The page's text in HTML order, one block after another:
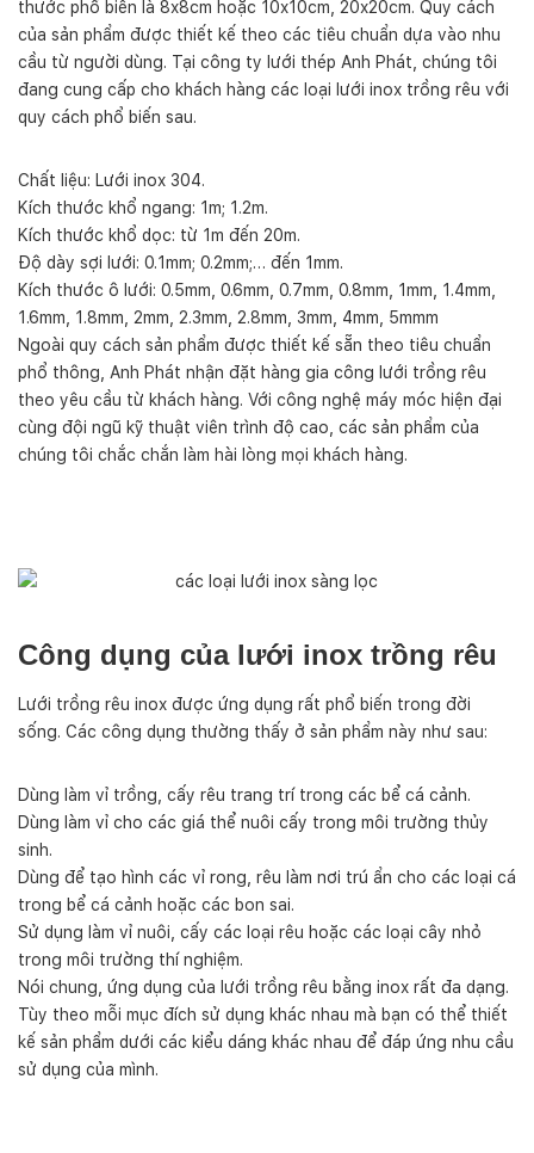
thước phổ biến là 8x8cm hoặc 10x10cm, 20x20cm. Quy cách
của sản phẩm được thiết kế theo các tiêu chuẩn dựa vào nhu
cầu từ người dùng. Tại công ty lưới thép Anh Phát, chúng tôi
đang cung cấp cho khách hàng các loại lưới inox trồng rêu với
quy cách phổ biến sau.
Chất liệu: Lưới inox 304.
Kích thước khổ ngang: 1m; 1.2m.
Kích thước khổ dọc: từ 1m đến 20m.
Độ dày sợi lưới: 0.1mm; 0.2mm;… đến 1mm.
Kích thước ô lưới: 0.5mm, 0.6mm, 0.7mm, 0.8mm, 1mm, 1.4mm,
1.6mm, 1.8mm, 2mm, 2.3mm, 2.8mm, 3mm, 4mm, 5mmm
Ngoài quy cách sản phẩm được thiết kế sẵn theo tiêu chuẩn
phổ thông, Anh Phát nhận đặt hàng gia công lưới trồng rêu
theo yêu cầu từ khách hàng. Với công nghệ máy móc hiện đại
cùng đội ngũ kỹ thuật viên trình độ cao, các sản phẩm của
chúng tôi chắc chắn làm hài lòng mọi khách hàng.
Công dụng của lưới inox trồng rêu
Lưới trồng rêu inox được ứng dụng rất phổ biến trong đời
sống. Các công dụng thường thấy ở sản phẩm này như sau:
Dùng làm vỉ trồng, cấy rêu trang trí trong các bể cá cảnh.
Dùng làm vỉ cho các giá thể nuôi cấy trong môi trường thủy
sinh.
Dùng để tạo hình các vỉ rong, rêu làm nơi trú ẩn cho các loại cá
trong bể cá cảnh hoặc các bon sai.
Sử dụng làm vỉ nuôi, cấy các loại rêu hoặc các loại cây nhỏ
trong môi trường thí nghiệm.
Nói chung, ứng dụng của lưới trồng rêu bằng inox rất đa dạng.
Tùy theo mỗi mục đích sử dụng khác nhau mà bạn có thể thiết
kế sản phẩm dưới các kiểu dáng khác nhau để đáp ứng nhu cầu
sử dụng của mình.